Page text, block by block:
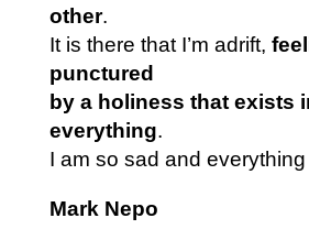
other.
It is there that I’m adrift,
punctured
by a holiness that exists
everything.
I am so sad and
Mark Nepo